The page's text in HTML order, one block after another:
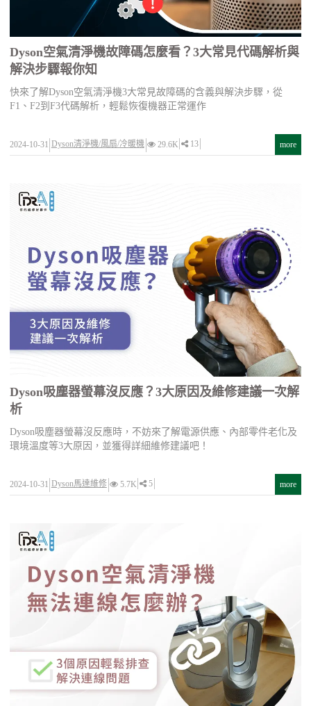
Dyson空氣清淨機故障碼怎麼看？3大常見代碼解析與
解決步驟報你知
快來了解Dyson空氣清淨機3大常見故障碼的含義與解決步驟，從
F1、F2到F3代碼解析，輕鬆恢復機器正常運作
2024-10-31 Dyson清淨機/風扇/冷暖機 29.6K 13 more
Dyson吸塵器螢幕沒反應？3大原因及維修建議一次解
析
Dyson吸塵器螢幕沒反應時，不妨來了解電源供應、內部零件老化及
環境溫度等3大原因，並獲得詳細維修建議吧！
2024-10-31 Dyson馬達維修 5.7K 5 more